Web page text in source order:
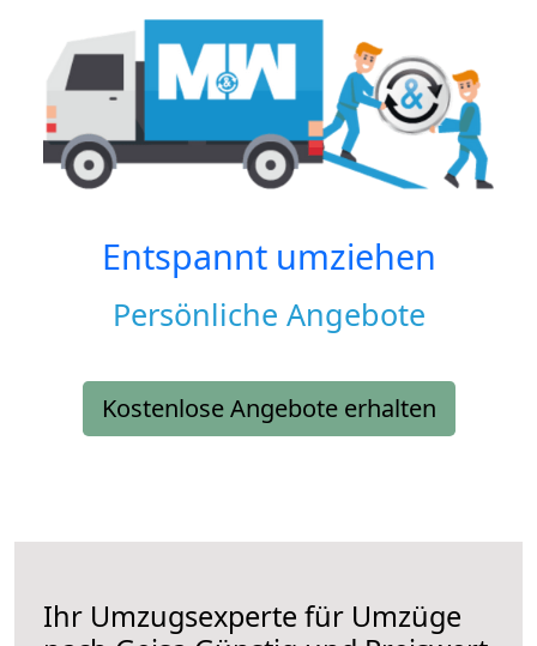
Entspannt umziehen
Persönliche Angebote
Kostenlose Angebote erhalten
Ihr Umzugsexperte für Umzüge